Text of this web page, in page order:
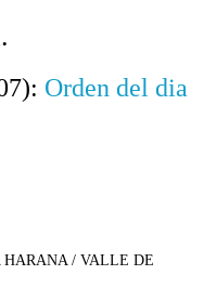
Orden del dia
HARANA / VALLE DE